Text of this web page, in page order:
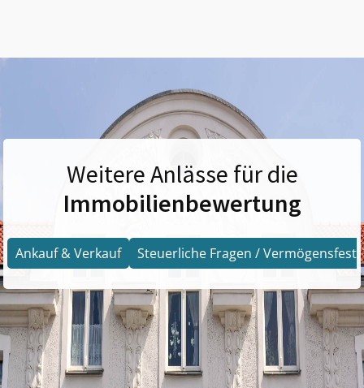
Weitere Anlässe für die
Immobilienbewertung
Ankauf & Verkauf Steuerliche Fragen /